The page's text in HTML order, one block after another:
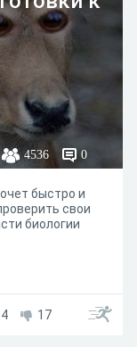
4536 0
быстро и
свои
биологии
4 17